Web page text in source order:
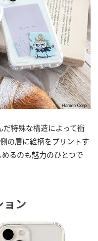
だ特殊な構造によって衝
の層に絵柄をプリントす
るのも魅力のひとつで